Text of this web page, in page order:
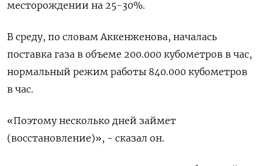
месторождении на 25-30%.
В среду, по словам Аккенженова, началась
поставка газа в объеме 200.000 кубометров в час,
нормальный режим работы 840.000 кубометров
в час.
«Поэтому несколько дней займет
(восстановление)», - сказал он.